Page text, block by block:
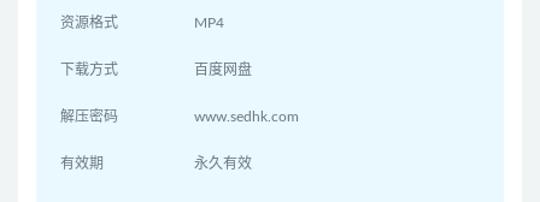
资源格式 MP4
下载方式 百度网盘
解压密码 www.sedhk.com
有效期 永久有效